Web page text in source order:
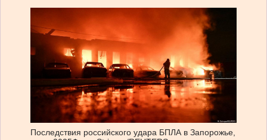
Последствия российского удара БПЛА в Запорожье,